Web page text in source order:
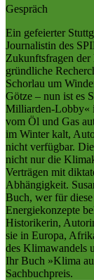
Gespräch
Ein gefeierter
Journalistin des
Zukunftsfragen
gründliche
Schorlau um
Götze – nun ist es
Milliarden-Lobby«
vom Öl und Gas
im Winter kalt,
nicht verfügbar.
nicht nur die
Verträgen mit
Abhängigkeit.
Buch, wer für
Energiekonzepte
Historikerin,
sie in Europa,
des Klimawandels
Ihr Buch »Klima
Sachbuchpreis.